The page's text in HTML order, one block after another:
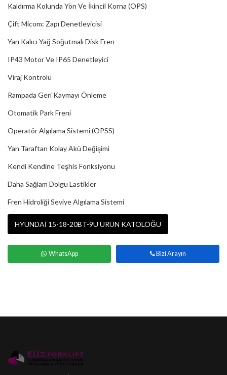
Kaldırma Kolunda Yön Ve İkincil Korna (OPS)
Çift Micom: Zapı Denetleyicisi
Yarı Kalıcı Yağ Soğutmalı Disk Fren
IP43 Motor Ve IP65 Denetleyici
Viraj Kontrolü
Rampada Geri Kaymayı Önleme
Otomatik Park Freni
Operatör Algılama Sistemi (OPSS)
Yan Taraftan Kolay Akü Değişimi
Kendi Kendine Teşhis Fonksiyonu
Daha Sağlam Dolgu Lastikler
Fren Hidroliği Seviye Algılama Sistemi
HYUNDAİ 15-18-20BT-9U ÜRÜN KATOLOĞU
WhatsApp Bizi Arayın